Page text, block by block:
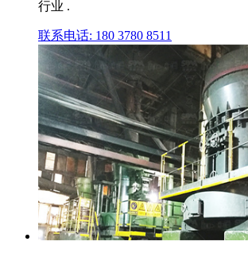
行业 .
联系电话: 180 3780 8511